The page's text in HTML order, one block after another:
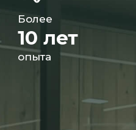
Более
10 лет
опыта